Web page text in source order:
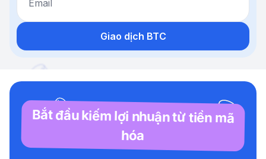
Email
Giao dịch BTC
Bắt đầu kiếm lợi nhuận từ tiền mã
hóa